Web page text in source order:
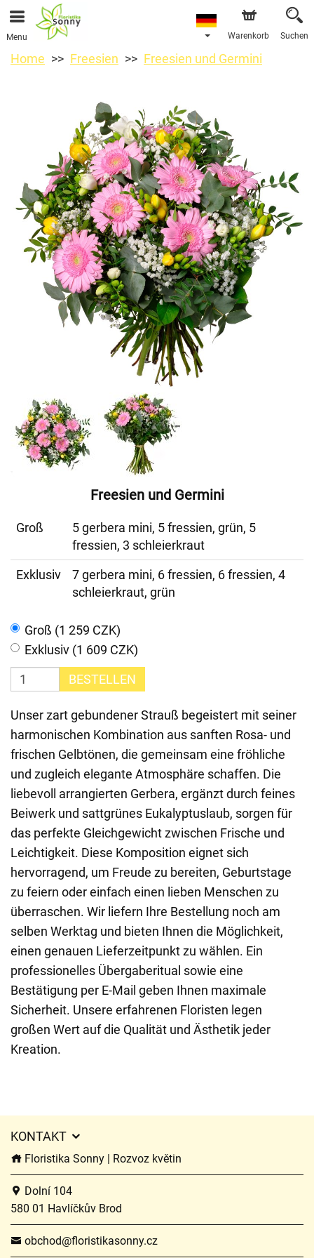
Menu Warenkorb Suchen
Home Freesien Freesien und Germini
Freesien und Germini
Groß
5 gerbera mini, 5 fressien, grün, 5
fressien, 3 schleierkraut
Exklusiv
7 gerbera mini, 6 fressien, 6 fressien, 4
schleierkraut, grün
Groß (1 259 CZK)
Exklusiv (1 609 CZK)
BESTELLEN
Unser zart gebundener Strauß begeistert mit seiner
harmonischen Kombination aus sanften Rosa- und
frischen Gelbtönen, die gemeinsam eine fröhliche
und zugleich elegante Atmosphäre schaffen. Die
liebevoll arrangierten Gerbera, ergänzt durch feines
Beiwerk und sattgrünes Eukalyptuslaub, sorgen für
das perfekte Gleichgewicht zwischen Frische und
Leichtigkeit. Diese Komposition eignet sich
hervorragend, um Freude zu bereiten, Geburtstage
zu feiern oder einfach einen lieben Menschen zu
überraschen. Wir liefern Ihre Bestellung noch am
selben Werktag und bieten Ihnen die Möglichkeit,
einen genauen Lieferzeitpunkt zu wählen. Ein
professionelles Übergaberitual sowie eine
Bestätigung per E-Mail geben Ihnen maximale
Sicherheit. Unsere erfahrenen Floristen legen
großen Wert auf die Qualität und Ästhetik jeder
Kreation.
KONTAKT
Floristika Sonny | Rozvoz květin
Dolní 104
580 01 Havlíčkův Brod
obchod@floristikasonny.cz